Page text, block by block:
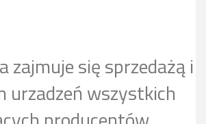
zajmuje się sprzedażą i
urzadzeń wszystkich